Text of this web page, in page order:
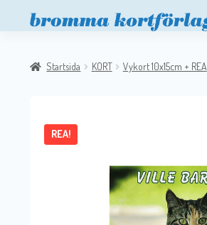
Startsida KORT Vykort 10x15cm + REA
REA!